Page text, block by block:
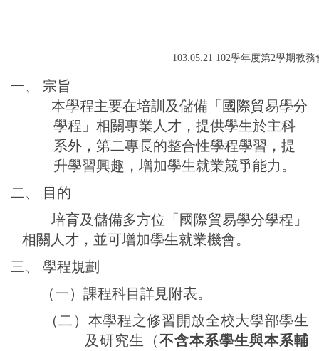
103.05.21 102學年度第2學期教務
一、 宗旨
本學程主要在培訓及儲備「國際貿易學分
學程」相關專業人才，提供學生於主科
系外，第二專長的整合性學程學習，提
升學習興趣，增加學生就業競爭能力。
二、
目的
培育及儲備多方位「國際貿易學分學程」
相關人才，並可增加學生就業機會。
三、 學程規劃
（一） 課程科目詳見附表。
（二）本學程之修習開放全校大學部學生
及研究生
（不含本系學生與本系輔